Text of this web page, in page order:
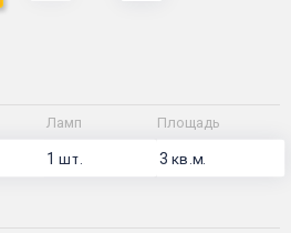
Ламп Площадь
1шт. 3кв.м.